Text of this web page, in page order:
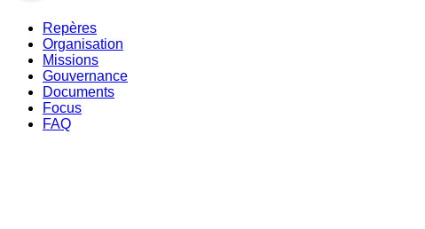
Repères
Organisation
Missions
Gouvernance
Documents
Focus
FAQ